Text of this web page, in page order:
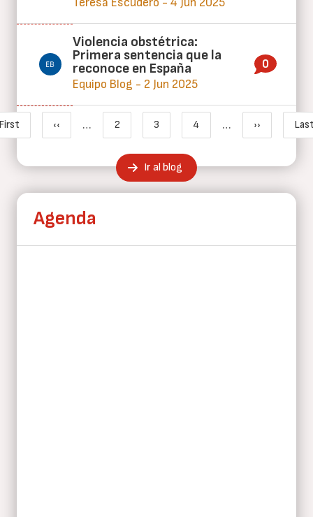
Violencia obstétrica:
Primera sentencia que la
reconoce en España
Equipo Blog - 2 Jun 2025
0
Paginación
Primera páginaPágina anterior
‹‹ … Page
2
Página actual
3
Page
4 … Siguiente
››
Ir al blog
Agenda